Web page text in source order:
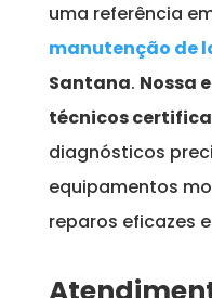
uma referência
manutenção de
Santana. Nossa
técnicos
diagnósticos
equipamentos
reparos eficazes